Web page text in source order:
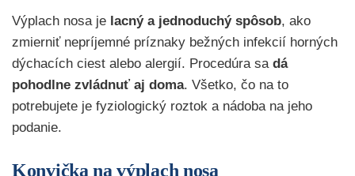
Výplach nosa je lacný a jednoduchý spôsob, ako
zmierniť nepríjemné príznaky bežných infekcií horných
dýchacích ciest alebo alergií. Procedúra sa dá
pohodlne zvládnuť aj doma. Všetko, čo na to
potrebujete je fyziologický roztok a nádoba na jeho
podanie.
Konvička na výplach nosa